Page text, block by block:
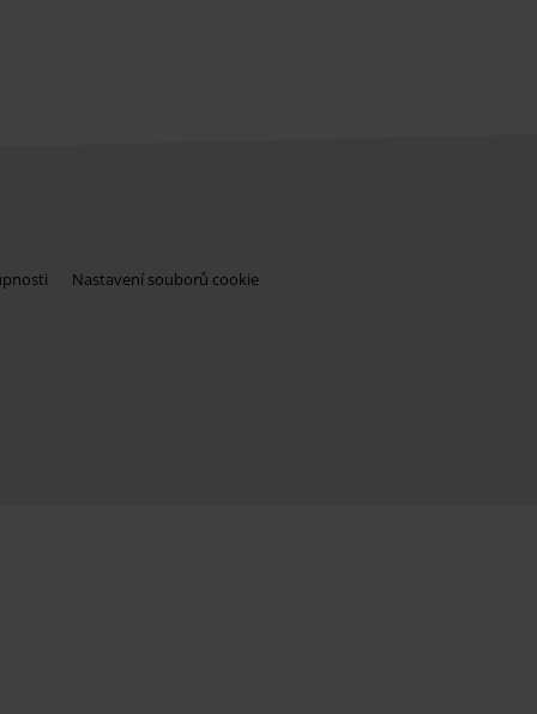
Nastavení souborů cookie